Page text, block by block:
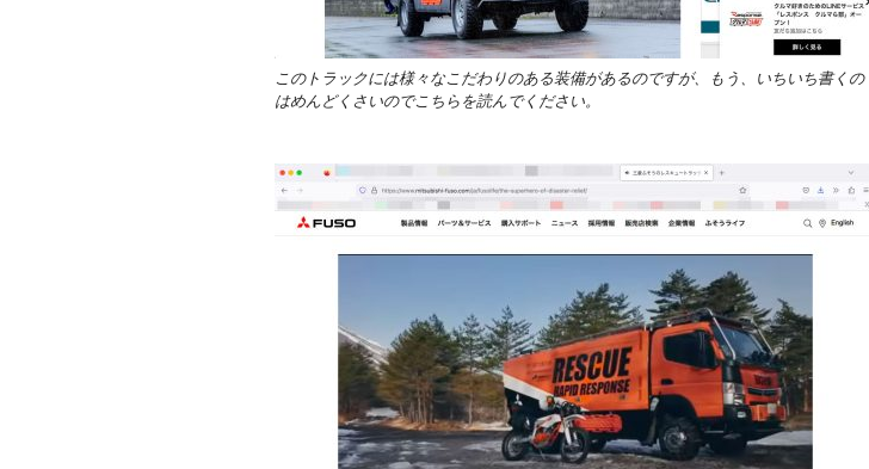
このトラックには様々なこだわりのある装備があるのですが、もう、いちいち書くの
はめんどくさいのでこちらを読んでください。